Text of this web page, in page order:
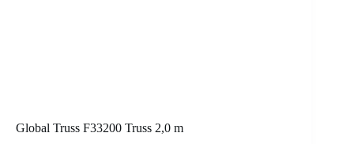
Global Truss F33200 Truss 2,0 m